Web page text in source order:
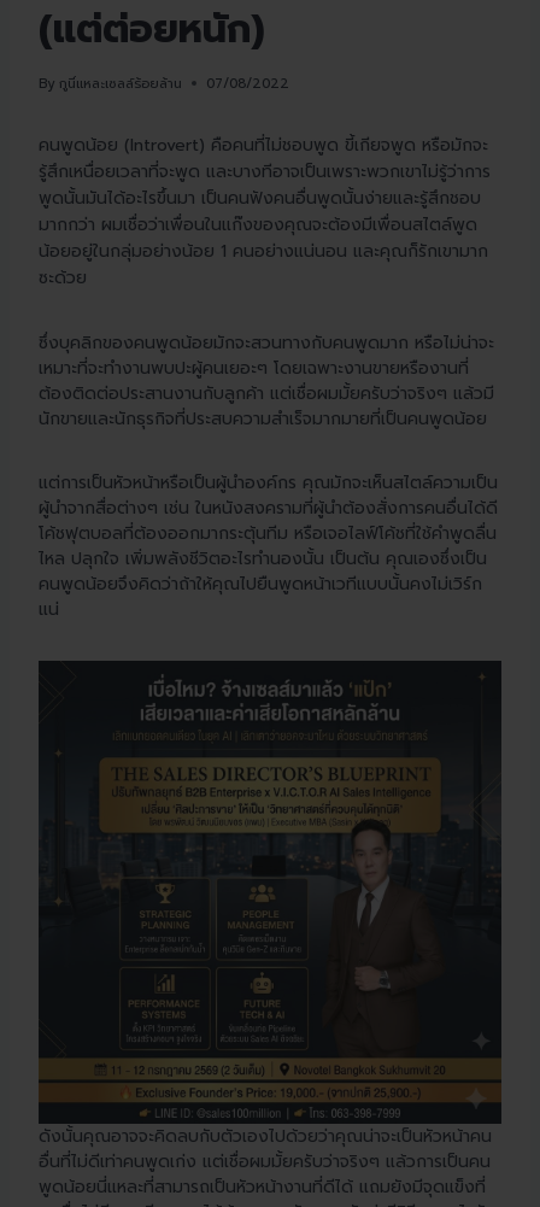
(แต่ต่อยหนัก)
By กูนี่แหละเซลล์ร้อยล้าน 07/08/2022
คนพูดน้อย (Introvert) คือคนที่ไม่ชอบพูด ขี้เกียจพูด หรือมักจะ
รู้สึกเหนื่อยเวลาที่จะพูด และบางทีอาจเป็นเพราะพวกเขาไม่รู้ว่าการ
พูดนั้นมันได้อะไรขึ้นมา เป็นคนฟังคนอื่นพูดนั้นง่ายและรู้สึกชอบ
มากกว่า ผมเชื่อว่าเพื่อนในแก๊งของคุณจะต้องมีเพื่อนสไตล์พูด
น้อยอยู่ในกลุ่มอย่างน้อย 1 คนอย่างแน่นอน และคุณก็รักเขามาก
ซะด้วย
ซึ่งบุคลิกของคนพูดน้อยมักจะสวนทางกับคนพูดมาก หรือไม่น่าจะ
เหมาะที่จะทำงานพบปะผู้คนเยอะๆ โดยเฉพาะงานขายหรืองานที่
ต้องติดต่อประสานงานกับลูกค้า แต่เชื่อผมมั้ยครับว่าจริงๆ แล้วมี
นักขายและนักธุรกิจที่ประสบความสำเร็จมากมายที่เป็นคนพูดน้อย
แต่การเป็นหัวหน้าหรือเป็นผู้นำองค์กร คุณมักจะเห็นสไตล์ความเป็น
ผู้นำจากสื่อต่างๆ เช่น ในหนังสงครามที่ผู้นำต้องสั่งการคนอื่นได้ดี
โค้ชฟุตบอลที่ต้องออกมากระตุ้นทีม หรือเจอไลฟ์โค้ชที่ใช้คำพูดลื่น
ไหล ปลุกใจ เพิ่มพลังชีวิตอะไรทำนองนั้น เป็นต้น คุณเองซึ่งเป็น
คนพูดน้อยจึงคิดว่าถ้าให้คุณไปยืนพูดหน้าเวทีแบบนั้นคงไม่เวิร์ก
แน่
ดังนั้นคุณอาจจะคิดลบกับตัวเองไปด้วยว่าคุณน่าจะเป็นหัวหน้าคน
อื่นที่ไม่ดีเท่าคนพูดเก่ง แต่เชื่อผมมั้ยครับว่าจริงๆ แล้วการเป็นคน
พูดน้อยนี่แหละที่สามารถเป็นหัวหน้างานที่ดีได้ แถมยังมีจุดแข็งที่